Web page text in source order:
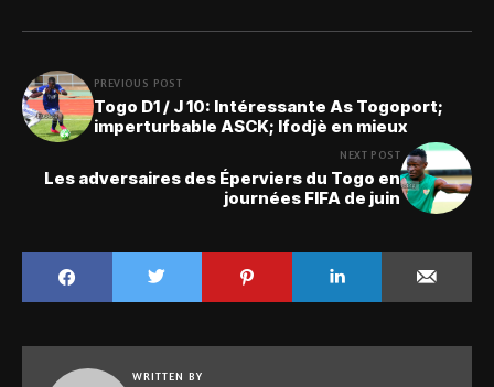
PREVIOUS POST
Togo D1 / J 10: Intéressante As Togoport;
imperturbable ASCK; Ifodjè en mieux
NEXT POST
Les adversaires des Éperviers du Togo en
journées FIFA de juin
WRITTEN BY